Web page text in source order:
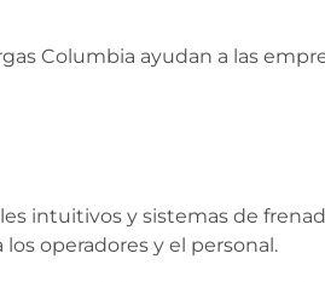
Columbia ayudan a las
intuitivos y sistemas de
operadores y el personal.